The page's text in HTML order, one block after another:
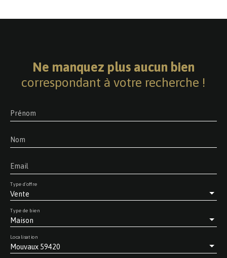
Ne manquez plus aucun bien
correspondant à votre recherche !
Prénom
Nom
Email
Vente
Type d'offre
Maison
Type de bien
Mouvaux 59420
Localisation